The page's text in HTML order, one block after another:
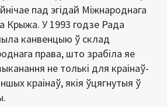
пад эгідай Міжнароднага
Крыжа. У 1993 годзе Рада
канвенцыю ў склад
права, што зрабіла яе
не толькі для краінаў-
краінаў, якія ўцягнутыя ў